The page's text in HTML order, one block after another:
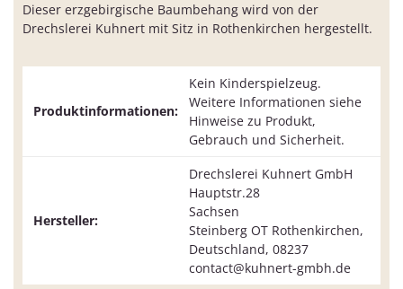
Dieser erzgebirgische Baumbehang wird von der
Drechslerei Kuhnert mit Sitz in Rothenkirchen hergestellt.
Produktinformationen:
Kein Kinderspielzeug.
Weitere Informationen siehe
Hinweise zu Produkt,
Gebrauch und Sicherheit.
Hersteller:
Drechslerei Kuhnert GmbH
Hauptstr.28
Sachsen
Steinberg OT Rothenkirchen,
Deutschland, 08237
contact@kuhnert-gmbh.de